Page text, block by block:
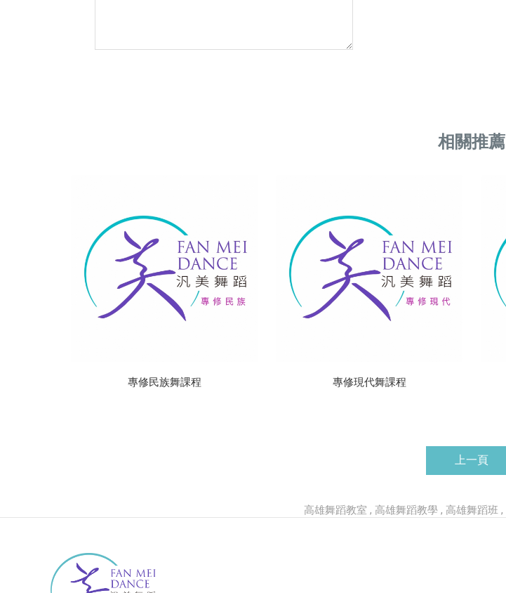
專修民族舞課程 專修現代舞課程
上一頁
高雄舞蹈教室 高雄舞蹈教學 高雄舞蹈班